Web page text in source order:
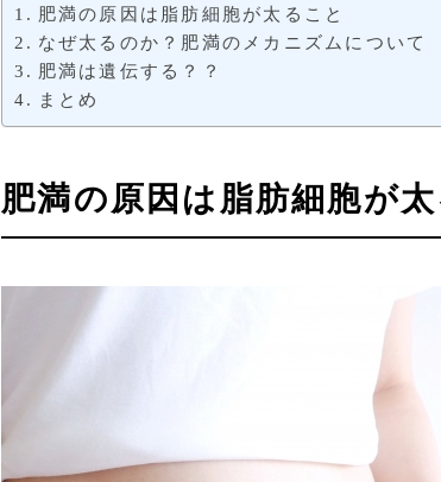
肥満の原因は脂肪細胞が太ること
なぜ太るのか？肥満のメカニズムについて
肥満は遺伝する？？
まとめ
肥満の原因は脂肪細胞が